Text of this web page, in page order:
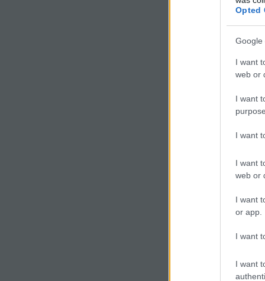
Opted
Google
I want
web or
I want
I want
I want
web or
I want
or app.
I want
I want
Itt olvashatsz tovább »
A